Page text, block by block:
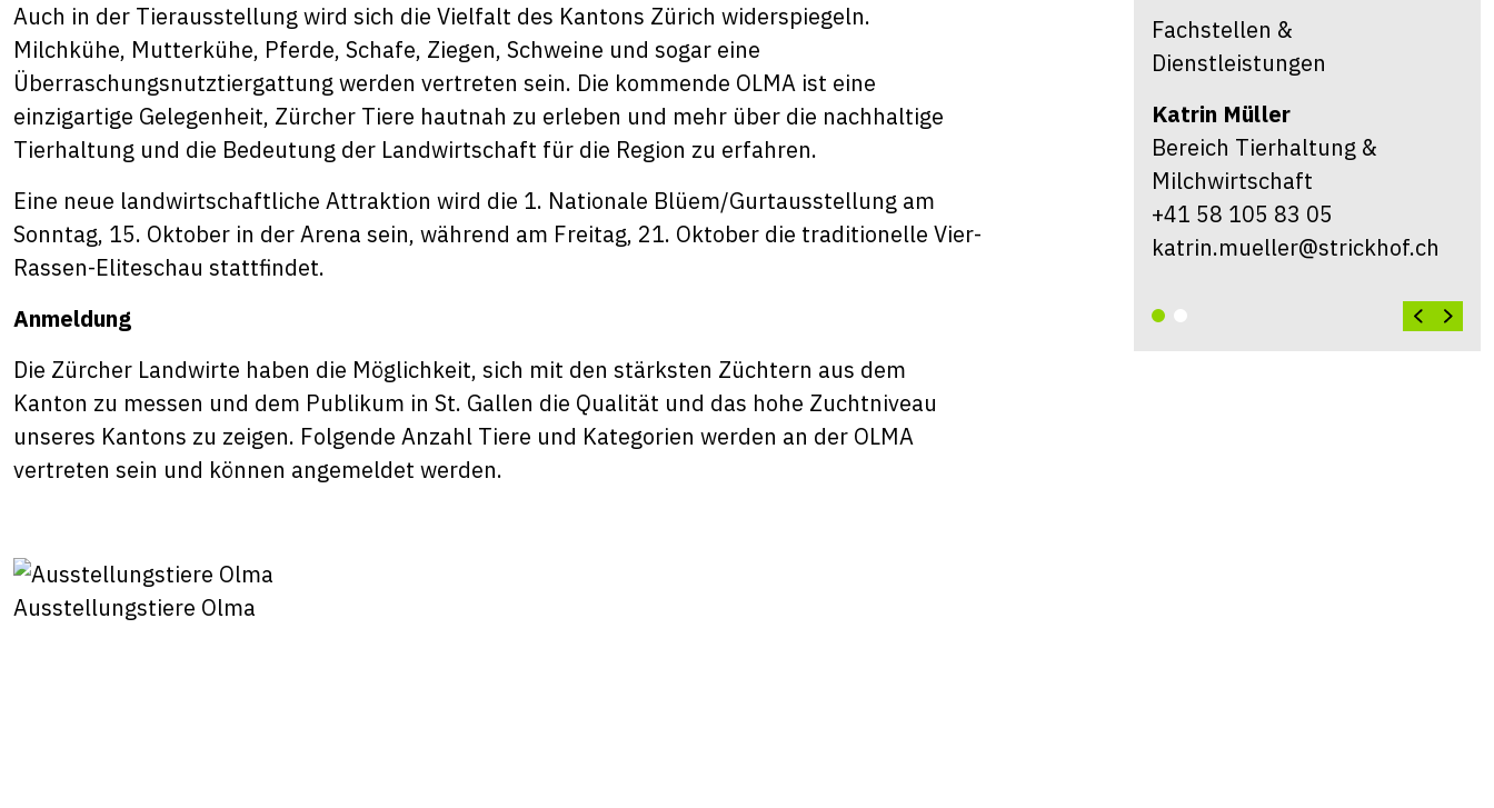
Auch in der Tierausstellung wird sich die Vielfalt des Kantons Zürich widerspiegeln.
Milchkühe, Mutterkühe, Pferde, Schafe, Ziegen, Schweine und sogar eine
Überraschungsnutztiergattung werden vertreten sein. Die kommende OLMA ist eine
einzigartige Gelegenheit, Zürcher Tiere hautnah zu erleben und mehr über die nachhaltige
Tierhaltung und die Bedeutung der Landwirtschaft für die Region zu erfahren.
Eine neue landwirtschaftliche Attraktion wird die 1. Nationale Blüem/Gurtausstellung am
Sonntag, 15. Oktober in der Arena sein, während am Freitag, 21. Oktober die traditionelle Vier-
Rassen-Eliteschau stattfindet.
Anmeldung
Die Zürcher Landwirte haben die Möglichkeit, sich mit den stärksten Züchtern aus dem
Kanton zu messen und dem Publikum in St. Gallen die Qualität und das hohe Zuchtniveau
unseres Kantons zu zeigen. Folgende Anzahl Tiere und Kategorien werden an der OLMA
vertreten sein und können angemeldet werden.
Ausstellungstiere Olma
Fachstellen &
Dienstleistungen
Katrin Müller
Bereich Tierhaltung &
Milchwirtschaft
+41 58 105 83 05
katrin.mueller@strickhof.ch